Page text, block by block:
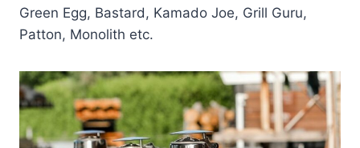
Green Egg, Bastard, Kamado Joe, Grill Guru,
Patton, Monolith etc.